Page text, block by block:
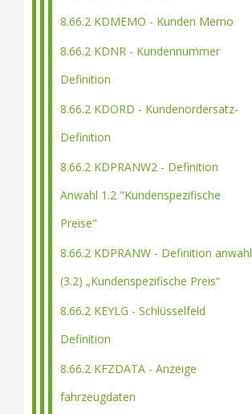
8.66.2 KDMEMO - Kunden Memo
8.66.2 KDNR - Kundennummer
Definition
8.66.2 KDORD - Kundenordersatz-
Definition
8.66.2 KDPRANW2 - Definition
Anwahl 1.2 "Kundenspezifische
Preise"
8.66.2 KDPRANW - Definition anwahl
(3.2) „Kundenspezifische Preis“
8.66.2 KEYLG - Schlüsselfeld
Definition
8.66.2 KFZDATA - Anzeige
fahrzeugdaten